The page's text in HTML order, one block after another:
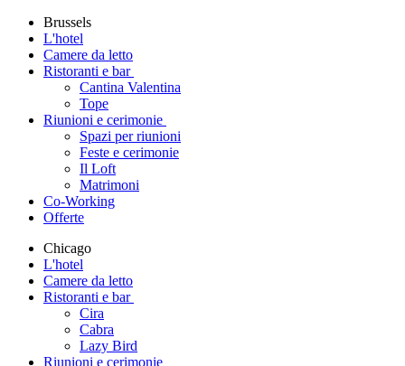
Brussels
L'hotel
Camere da letto
Ristoranti e bar
Cantina Valentina
Tope
Riunioni e cerimonie
Spazi per riunioni
Feste e cerimonie
Il Loft
Matrimoni
Co-Working
Offerte
Chicago
L'hotel
Camere da letto
Ristoranti e bar
Cira
Cabra
Lazy Bird
Riunioni e cerimonie